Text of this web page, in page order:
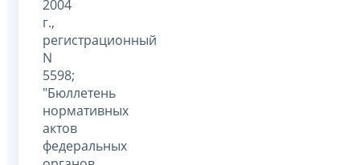
2004
г.,
регистрационный
N
5598;
"Бюллетень
нормативных
актов
федеральных